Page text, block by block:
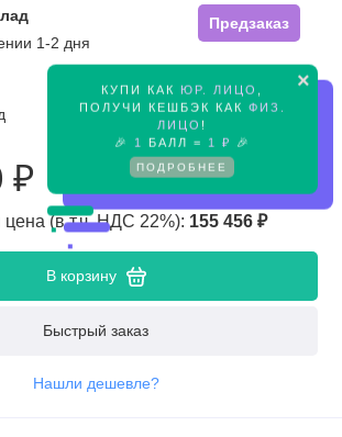
×
КУПИ КАК ЮР. ЛИЦО
ПОЛУЧИ КЕШБЭК КАК ФИЗ.
ЛИЦО !
🎉
1 БАЛЛ = 1 ₽ 🎉
ПОДРОБНЕЕ
Предзаказ
1-2 дня
Предзаказ
₽
цена (в т.ч. НДС 22%): 155 456 ₽
В корзину
Быстрый заказ
Нашли дешевле?